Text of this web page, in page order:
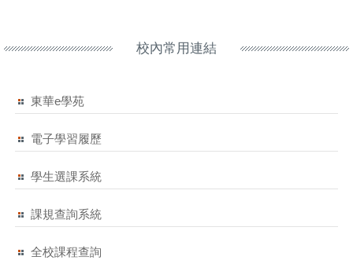
校內常用連結
東華e學苑
電子學習履歷
學生選課系統
課規查詢系統
全校課程查詢